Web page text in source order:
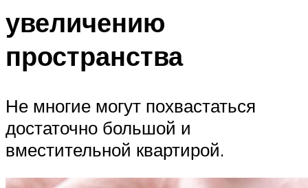
увеличению
пространства
Не многие могут похвастаться
достаточно большой и
вместительной квартирой.